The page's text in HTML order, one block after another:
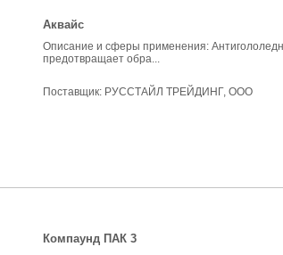
Аквайс
Описание и сферы применения:
предотвращает обра...
Поставщик: РУССТАЙЛ ТРЕЙДИНГ, ООО
Компаунд ПАК 3